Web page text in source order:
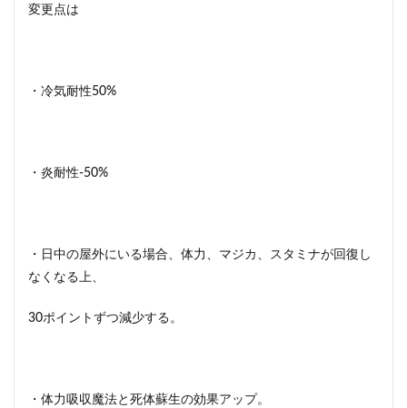
変更点は
・冷気耐性50%
・炎耐性-50%
・日中の屋外にいる場合、体力、マジカ、スタミナが回復し
なくなる上、
30ポイントずつ減少する。
・体力吸収魔法と死体蘇生の効果アップ。